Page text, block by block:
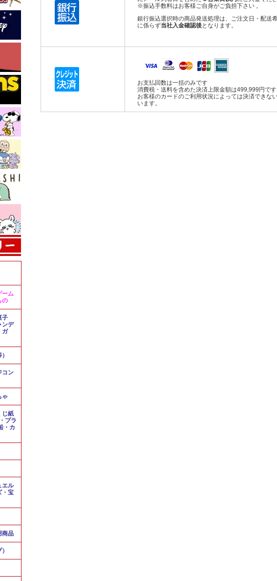
ーム
の
子
ンデ
ガ
コン
ゃ
じ紙
プラ
・カ
エル
・宝
商品
※振込手数料はお客様ご自身がご負担下さい 。
銀行振込選択時の商品発送処理は、ご注文日・配送
に係らず当社入金確認後となります。
お支払回数は一括のみです
消費税・送料を含めた決済上限金額は499,999円で
お客様のカードのご利用状況によっては決済できな
います。